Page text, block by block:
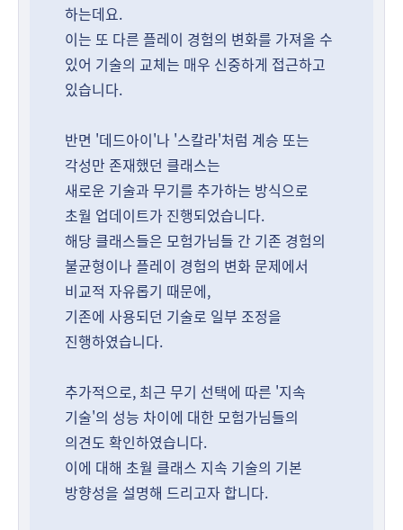
하는데요.
이는 또 다른 플레이 경험의 변화를 가져올 수
있어 기술의 교체는 매우 신중하게 접근하고
있습니다.
반면 '데드아이'나 '스칼라'처럼 계승 또는
각성만 존재했던 클래스는
새로운 기술과 무기를 추가하는 방식으로
초월 업데이트가 진행되었습니다.
해당 클래스들은 모험가님들 간 기존 경험의
불균형이나 플레이 경험의 변화 문제에서
비교적 자유롭기 때문에,
기존에 사용되던 기술로 일부 조정을
진행하였습니다.
추가적으로, 최근 무기 선택에 따른 '지속
기술'의 성능 차이에 대한 모험가님들의
의견도 확인하였습니다.
이에 대해 초월 클래스 지속 기술의 기본
방향성을 설명해 드리고자 합니다.